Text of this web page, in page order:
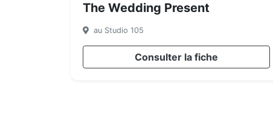
The Wedding Present
au Studio 105
Consulter la fiche